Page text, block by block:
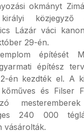
okmányt
közjegyző
Lázár váci
29-én.
építését
építész
én kezdték el. A
és Filser
240 000
vásárolták.